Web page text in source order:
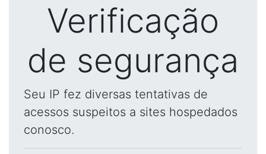
Verificação
de segurança
Seu IP fez diversas tentativas de
acessos suspeitos a sites hospedados
conosco.